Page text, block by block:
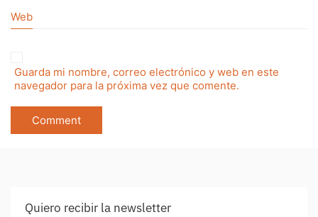
Web
Guarda mi nombre, correo electrónico y web en este
navegador para la próxima vez que comente.
Quiero recibir la newsletter